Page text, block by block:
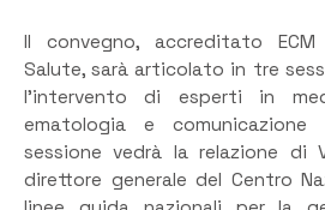
Il convegno, accreditato
Salute, sarà articolato in tre
l’intervento di esperti in
ematologia e
sessione vedrà la relazione di
direttore generale del Centro